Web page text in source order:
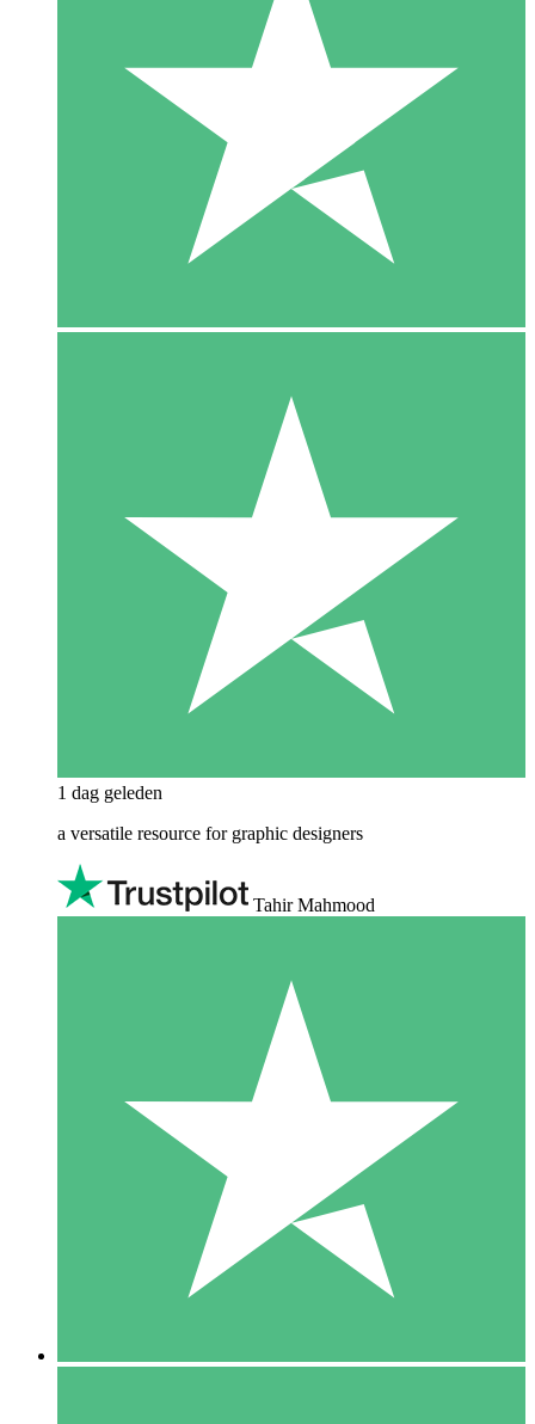
1 dag geleden
a versatile resource for graphic designers
Tahir Mahmood